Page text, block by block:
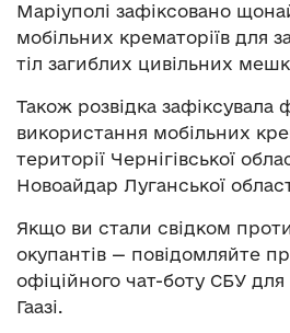
Маріуполі зафіксовано
мобільних крематоріїв для
тіл загиблих цивільних
Також розвідка зафіксувала
використання мобільних
території Чернігівської
Новоайдар Луганської
Якщо ви стали свідком
окупантів — повідомляйте
офіційного чат-боту СБУ для
Гаазі.